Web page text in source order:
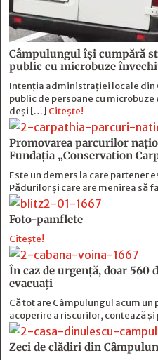
Câmpulungul îşi cumpără
public cu microbuze
Intenția administrației locale din
public de persoane cu
deși […] Citește!
Promovarea parcurilor
Fundația „Conservation
Este un demers la care partener
Pădurilor și care are menirea să
Foto-pamflete
Citește!
În caz de urgență, doar 560
evacuați
Că tot are Câmpulungul acum
acoperire a riscurilor, contează
Zeci de clădiri din